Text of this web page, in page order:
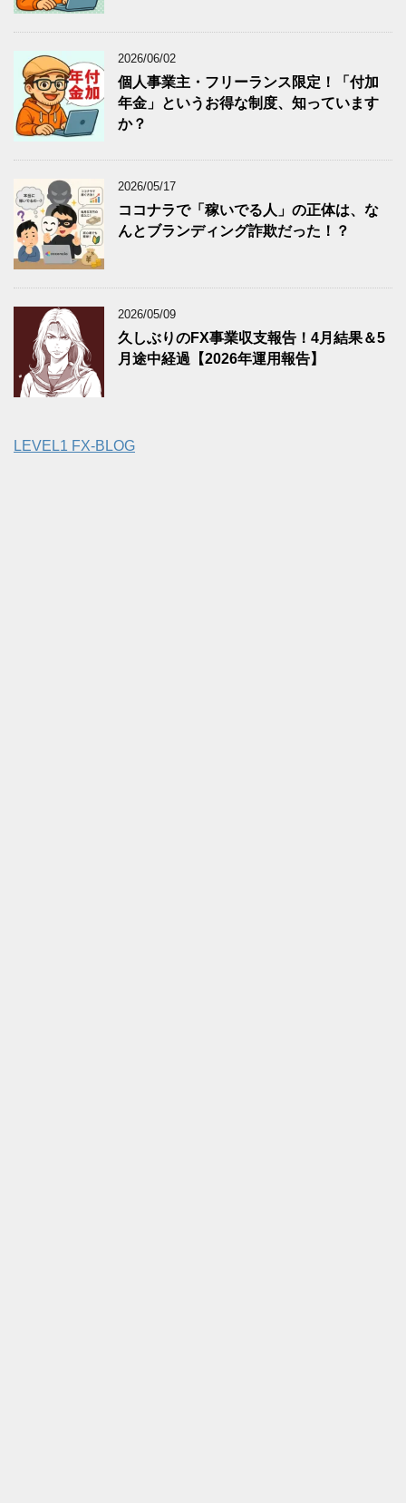
2026/06/02
個人事業主・フリーランス限定！「付加
年金」というお得な制度、知っています
か？
2026/05/17
ココナラで「稼いでる人」の正体は、な
んとブランディング詐欺だった！？
2026/05/09
久しぶりのFX事業収支報告！4月結果＆5
月途中経過【2026年運用報告】
LEVEL1 FX-BLOG